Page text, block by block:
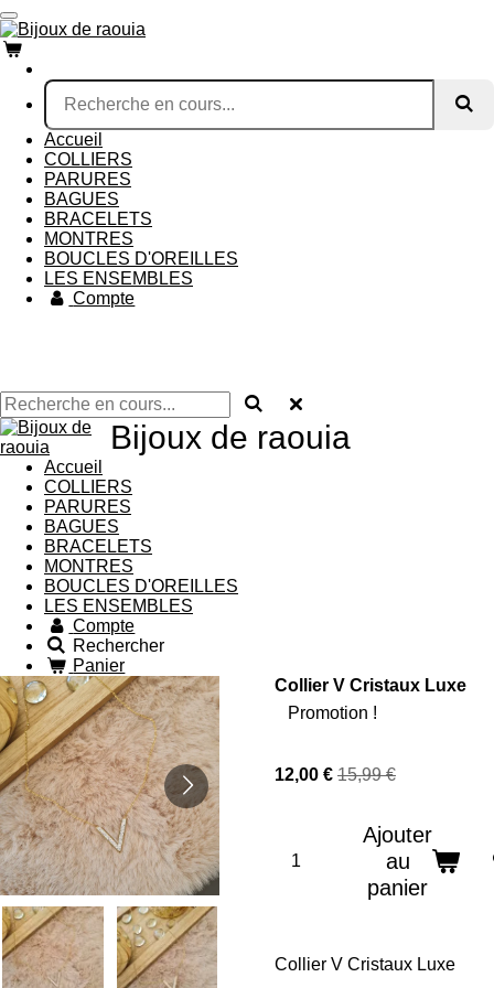
Passer
au
contenu
principal
Accueil
COLLIERS
PARURES
BAGUES
BRACELETS
MONTRES
BOUCLES D'OREILLES
LES ENSEMBLES
Compte
Bijoux de raouia
Accueil
COLLIERS
PARURES
BAGUES
BRACELETS
MONTRES
BOUCLES D'OREILLES
LES ENSEMBLES
Compte
Rechercher
Panier
Collier V Cristaux Luxe
Promotion !
12,00 € 15,99 €
Ajouter
au
panier
Collier V Cristaux Luxe